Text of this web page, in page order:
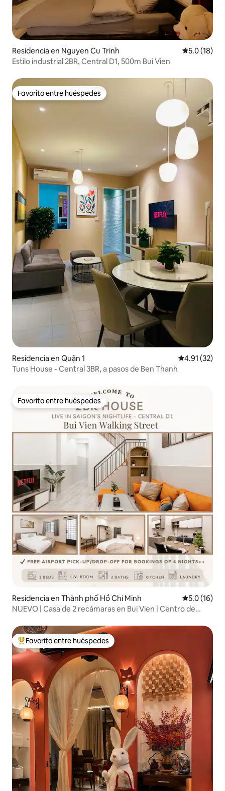
Residencia en Nguyen Cu Trinh Calificación
5.0 (18)
Estilo industrial 2BR, Central D1, 500m Bui Vien
Favorito entre huéspedes
Favorito entre huéspedes
Residencia en Quận 1 Calificación
4.91 (32)
Tuns House - Central 3BR, a pasos de Ben Thanh
Favorito entre huéspedes
Favorito entre huéspedes
Residencia en Thành phố Hồ Chí Minh Calificación
5.0 (16)
NUEVO | Casa de 2 recámaras en Bui Vien | Centro de
De los mejores en Favorito entre huéspedes
Favorito entre huéspedes